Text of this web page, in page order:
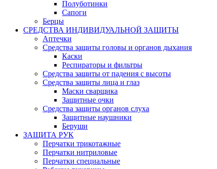
Полуботинки
Сапоги
Берцы
СРЕДСТВА ИНДИВИДУАЛЬНОЙ ЗАЩИТЫ
Аптечки
Средства защиты головы и органов дыхания
Каски
Респираторы и фильтры
Средства защиты от падения с высоты
Средства защиты лица и глаз
Маски сварщика
Защитные очки
Средства защиты органов слуха
Защитные наушники
Беруши
ЗАЩИТА РУК
Перчатки трикотажные
Перчатки нитриловые
Перчатки специальные